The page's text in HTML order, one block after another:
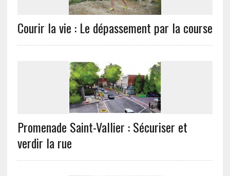
Courir la vie : Le dépassement par la course
Promenade Saint-Vallier : Sécuriser et
verdir la rue